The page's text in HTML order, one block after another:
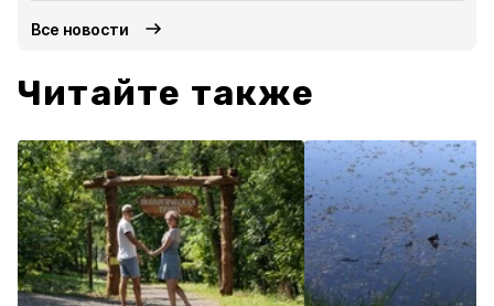
Все новости
Читайте также